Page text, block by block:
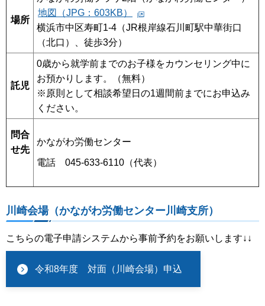
場所
地図（JPG：603KB）
横浜市中区寿町1-4（JR根岸線石川町駅中華街口
（北口）、徒歩3分）
託児
0歳から就学前までのお子様をカウンセリング中に
お預かりします。（無料）
※原則として相談希望日の1週間前までにお申込み
ください。
問合
せ先
かながわ労働センター
電話 045-633-6110（代表）
川崎会場（かながわ労働センター川崎支所）
こちらの電子申請システムから事前予約をお願いします↓↓
令和8年度 対面（川崎会場）申込